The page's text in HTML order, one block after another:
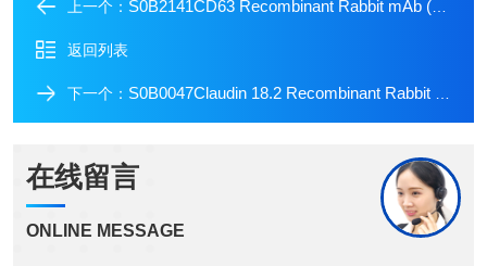
上一个： S0B2141CD63 Recombinant Rabbit mAb (SDT-230-3)
返回列表
下一个： S0B0047Claudin 18.2 Recombinant Rabbit mAb (FITC Conjugate) (SDT-102-24)
在线留言
ONLINE MESSAGE